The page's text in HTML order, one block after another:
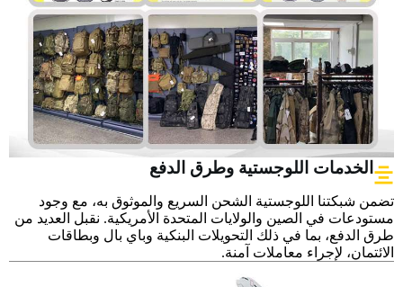
الخدمات اللوجستية وطرق الدفع
تضمن شبكتنا اللوجستية الشحن السريع والموثوق به، مع وجود
مستودعات في الصين والولايات المتحدة الأمريكية. نقبل العديد من
طرق الدفع، بما في ذلك التحويلات البنكية وباي بال وبطاقات
الائتمان، لإجراء معاملات آمنة.